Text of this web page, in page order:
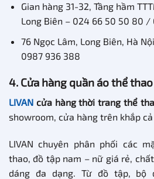
Gian hàng 31-32, Tầng hầm
Long Biên – 024 66 50 50 80 /
76 Ngọc Lâm, Long Biên, Hà
0987 936 388
4. Cửa hàng quần áo thể thao
LIVAN cửa hàng thời trang thể
showroom, cửa hàng trên khắp
LIVAN chuyên phân phối các
thao, đồ tập nam – nữ giá rẻ,
dáng đa dạng. Từ đồ tập, bộ